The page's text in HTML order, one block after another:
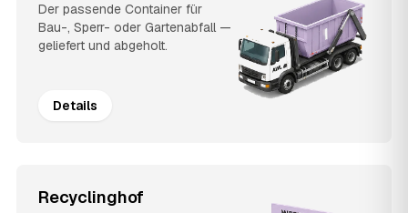
Der passende Container für
Bau-, Sperr- oder Gartenabfall —
geliefert und abgeholt.
Details
Recyclinghof